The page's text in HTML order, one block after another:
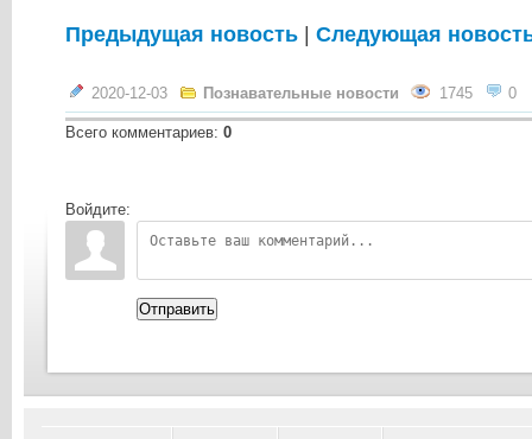
Предыдущая новость | Следующая
2020-12-03 Познавательные новости 1745 0
Всего комментариев: 0
Войдите:
Отправить